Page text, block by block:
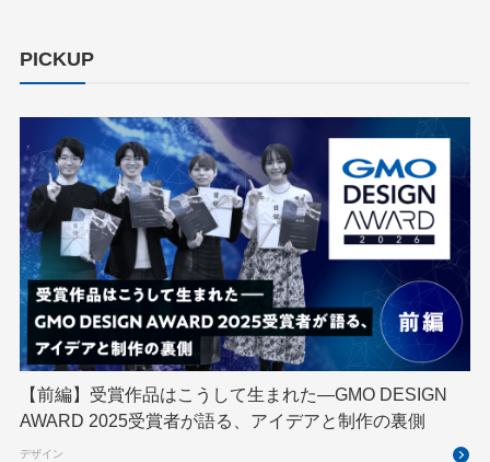
Designship developer DevRel
DevSecOpsThon Docker
Engineering Journey expert EXPERT CROSS
GMO AI＆ロボティクス商事 GMO AIR
GMO DESIGN AWARD GMO Developers Day
GMO Developers Night GMO Flatt Security
GMO GPUクラウド GMO Hacking Night
GMO kitaQ GMO SONIC GMOアドパートナーズ
GMOアドマーケティング GMOインターネット
PICKUP
【前編】受賞作品はこうして生まれた—GMO DESIGN
AWARD 2025受賞者が語る、アイデアと制作の裏側
デザイン